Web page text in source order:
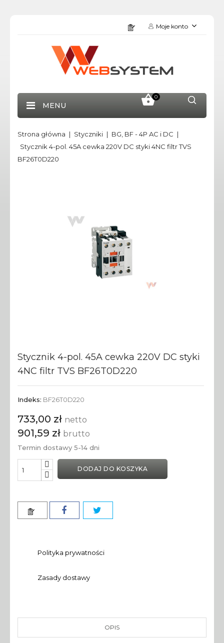
Moje konto
0
MENU
Strona główna Styczniki
BG, BF - 4P AC i DC
Stycznik 4-pol. 45A cewka 220V DC styki 4NC filtr TVS
BF26T0D220
Stycznik 4-pol. 45A cewka 220V DC styki
4NC filtr TVS BF26T0D220
Indeks: BF26T0D220
733,00 zł netto
901,59 zł brutto
Termin dostawy 5-14 dni
DODAJ DO KOSZYKA
Polityka prywatności
Zasady dostawy
OPIS